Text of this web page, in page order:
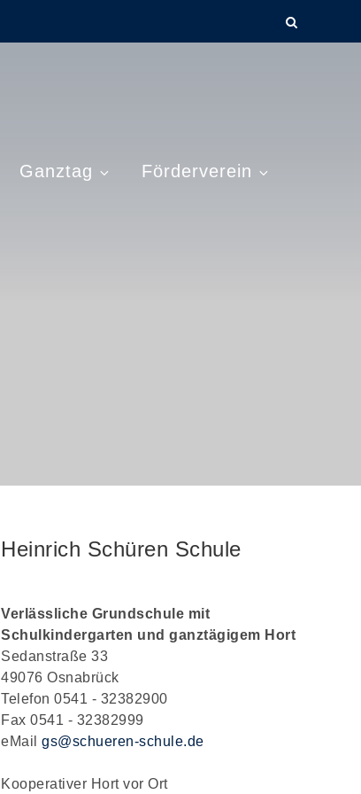
Ganztag Förderverein
Heinrich Schüren Schule
Verlässliche Grundschule mit
Schulkindergarten und ganztägigem Hort
Sedanstraße 33
49076 Osnabrück
Telefon 0541 - 32382900
Fax 0541 - 32382999
eMail gs@schueren-schule.de
Kooperativer Hort vor Ort